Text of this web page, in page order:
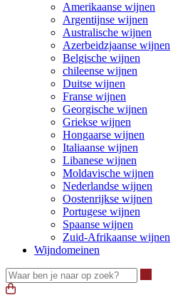
Amerikaanse wijnen
Argentijnse wijnen
Australische wijnen
Azerbeidzjaanse wijnen
Belgische wijnen
chileense wijnen
Duitse wijnen
Franse wijnen
Georgische wijnen
Griekse wijnen
Hongaarse wijnen
Italiaanse wijnen
Libanese wijnen
Moldavische wijnen
Nederlandse wijnen
Oostenrijkse wijnen
Portugese wijnen
Spaanse wijnen
Zuid-Afrikaanse wijnen
Wijndomeinen